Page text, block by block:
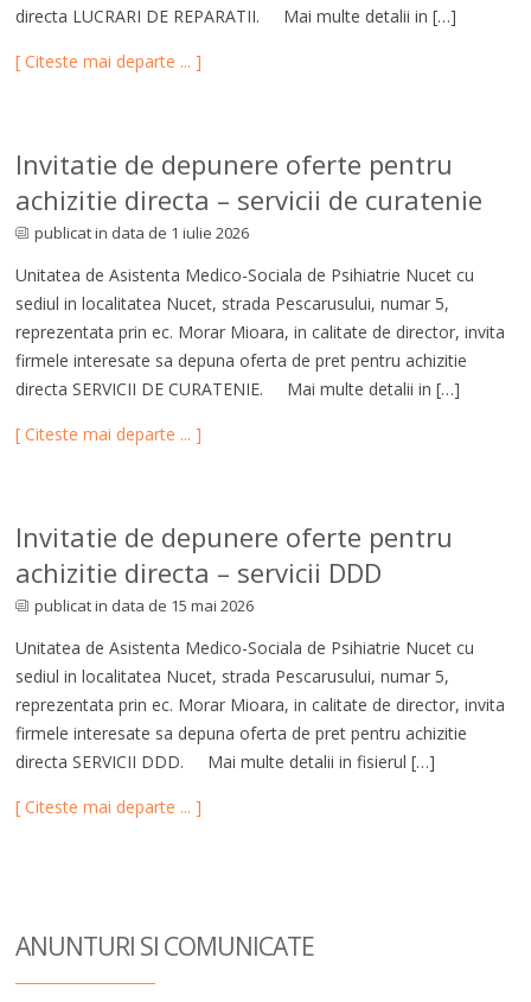
directa LUCRARI DE REPARATII. Mai multe detalii in […]
[ Citeste mai departe ... ]
Invitatie de depunere oferte pentru
achizitie directa – servicii de curatenie
publicat in data de 1 iulie 2026
Unitatea de Asistenta Medico-Sociala de Psihiatrie Nucet cu
sediul in localitatea Nucet, strada Pescarusului, numar 5,
reprezentata prin ec. Morar Mioara, in calitate de director, invita
firmele interesate sa depuna oferta de pret pentru achizitie
directa SERVICII DE CURATENIE. Mai multe detalii in […]
[ Citeste mai departe ... ]
Invitatie de depunere oferte pentru
achizitie directa – servicii DDD
publicat in data de 15 mai 2026
Unitatea de Asistenta Medico-Sociala de Psihiatrie Nucet cu
sediul in localitatea Nucet, strada Pescarusului, numar 5,
reprezentata prin ec. Morar Mioara, in calitate de director, invita
firmele interesate sa depuna oferta de pret pentru achizitie
directa SERVICII DDD. Mai multe detalii in fisierul […]
[ Citeste mai departe ... ]
ANUNTURI SI COMUNICATE